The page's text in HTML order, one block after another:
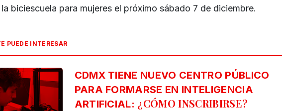
biciescuela para mujeres el próximo sábado 7 de diciembre.
PUEDE INTERESAR
CDMX TIENE NUEVO CENTRO PÚBLICO
PARA FORMARSE EN INTELIGENCIA
ARTIFICIAL: ¿CÓMO INSCRIBIRSE?